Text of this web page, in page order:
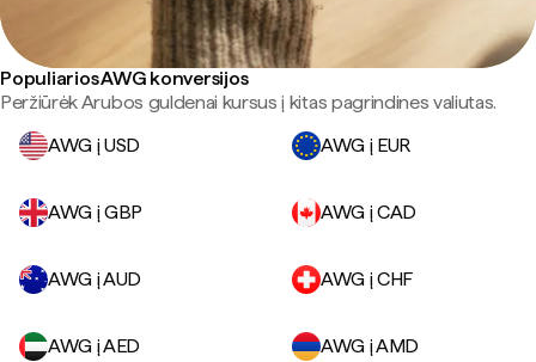
Populiarios AWG konversijos
Peržiūrėk Arubos guldenai kursus į kitas pagrindines valiutas.
AWG į USD
AWG į EUR
AWG į GBP AWG į CAD
AWG į AUD AWG į CHF
AWG į AED
AWG į AMD